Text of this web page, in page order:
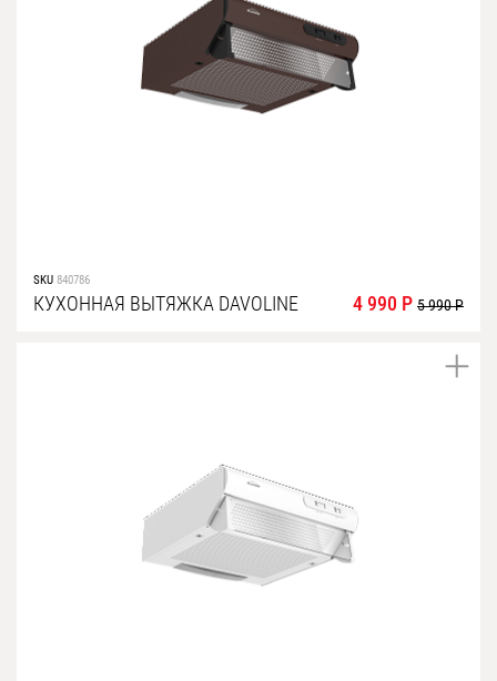
SKU 840786
КУХОННАЯ ВЫТЯЖКА DAVOLINE 4 990 Р 5 990 Р